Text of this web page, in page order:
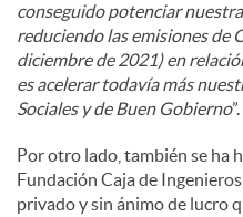
conseguido potenciar
reduciendo las emisiones de
diciembre de 2021) en
es acelerar todavía más
Sociales y de Buen Gobierno”.
Por otro lado, también se ha
Fundación Caja de
privado y sin ánimo de lucro